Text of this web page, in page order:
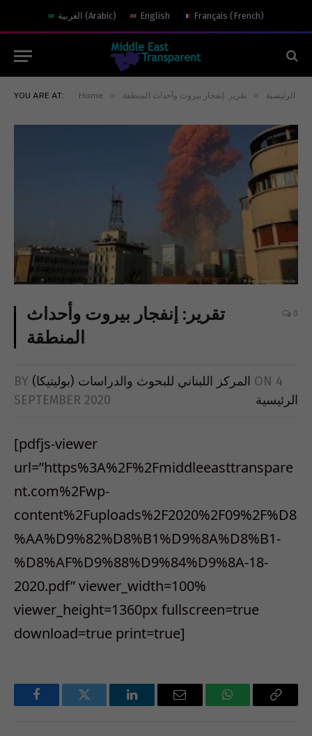
العربية (Arabic) English Français (French)
YOU ARE AT: Home » الرئيسية » تقرير: إنفجار بيروت وأحداث المنطقة
تقرير: إنفجار بيروت وأحداث
المنطقة
0
BY المركز اللبناني للبحوث والدراسات (بوليتيكا) ON 4
SEPTEMBER 2020
الرئيسية
[pdfjs-viewer
url=”https%3A%2F%2Fmiddleeasttranspare
nt.com%2Fwp-
content%2Fuploads%2F2020%2F09%2F%D8
%AA%D9%82%D8%B1%D9%8A%D8%B1-
%D8%AF%D9%88%D9%84%D9%8A-18-
2020.pdf” viewer_width=100%
viewer_height=1360px fullscreen=true
download=true print=true]
FacebookTwitter LinkedInEmail WhatsAppCopy